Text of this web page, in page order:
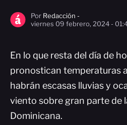
Por Redacción -
viernes 09 febrero, 2024 -
En lo que resta del día de
pronostican temperaturas
habrán escasas lluvias y
viento sobre gran parte de
Dominicana.